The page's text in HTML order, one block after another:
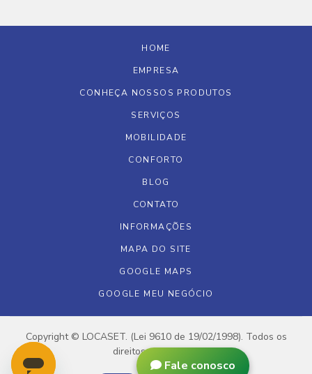
HOME
EMPRESA
CONHEÇA NOSSOS PRODUTOS
SERVIÇOS
MOBILIDADE
CONFORTO
BLOG
CONTATO
INFORMAÇÕES
MAPA DO SITE
GOOGLE MAPS
GOOGLE MEU NEGÓCIO
Copyright © LOCASET. (Lei 9610 de 19/02/1998). Todos os
direitos reservados.
Fale conosco